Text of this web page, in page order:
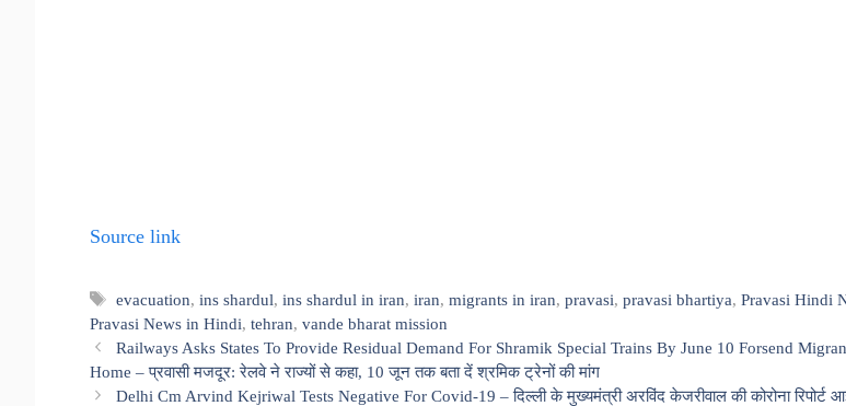
Source link
Tags
evacuation,ins shardul,ins shardul in iran,iran,migrants in iran,pravasi,pravasi bhartiya,Pravasi Hindi
Pravasi News in Hindi, tehran, vande bharat mission
Railways Asks States To Provide Residual Demand For Shramik Special Trains By June 10 Forsend
Home – प्रवासी मजदूर: रेलवे ने राज्यों से कहा, 10 जून तक बता दें श्रमिक ट्रेनों की मांग
Delhi Cm Arvind Kejriwal Tests Negative For Covid-19 – दिल्ली के मुख्यमंत्री अरविंद केजरीवाल की कोरोना रिपोर्ट